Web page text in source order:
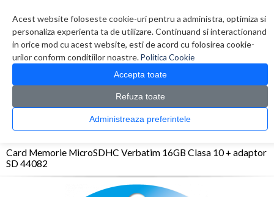
Acest website foloseste cookie-uri pentru a administra, optimiza si
personaliza experienta ta de utilizare. Continuand si interactionand
in orice mod cu acest website, esti de acord cu folosirea cookie-
urilor conform conditiilor noastre.Politica Cookie
Accepta toate
Refuza toate
Administreaza preferintele
0 produs(e)
CATALOG PRODUSE
> Carduri memorie > Card Memorie MicroSDHC Verbatim
Card Memorie MicroSDHC Verbatim 16GB Clasa 10 + adaptor
SD 44082